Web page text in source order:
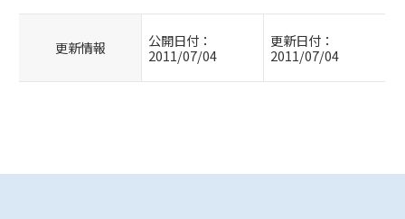
更新情報
公開日付：
2011/07/04
更新日付：
2011/07/04